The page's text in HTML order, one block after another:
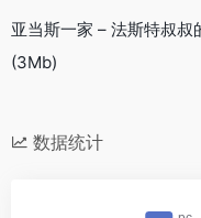
亚当斯一家 – 法斯特叔
(3Mb)
数据统计